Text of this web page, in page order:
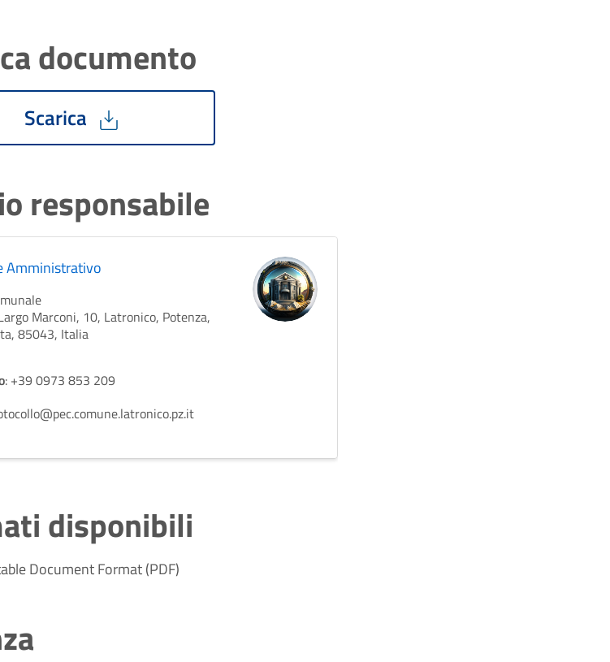
documento
Scarica
responsabile
Amministrativo
Marconi, 10, Latronico, Potenza,
85043, Italia
: +39 0973 853 209
disponibili
Document Format (PDF)